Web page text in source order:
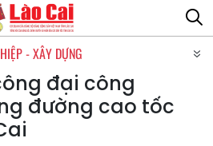
- XÂY DỰNG
đại công
đường cao tốc